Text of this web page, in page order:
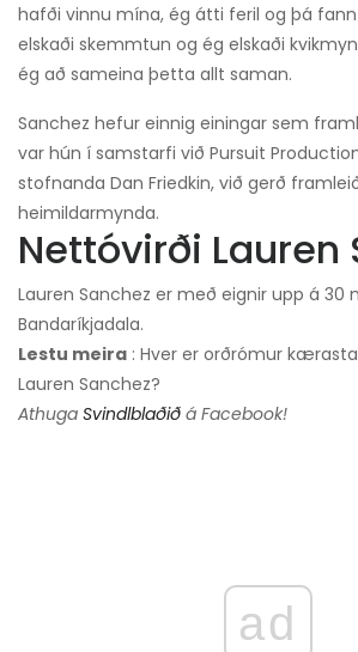
hafði vinnu mína, ég átti feril og þá fann
elskaði skemmtun og ég elskaði
ég að sameina þetta allt saman.
Sanchez hefur einnig einingar sem
var hún í samstarfi við Pursuit
stofnanda Dan Friedkin, við gerð
heimildarmynda.
Nettóvirði Lauren
Lauren Sanchez er með eignir upp á 30
Bandaríkjadala.
Lestu meira : Hver er orðrómur
Lauren Sanchez?
Athuga Svindlblaðið á Facebook!
ad